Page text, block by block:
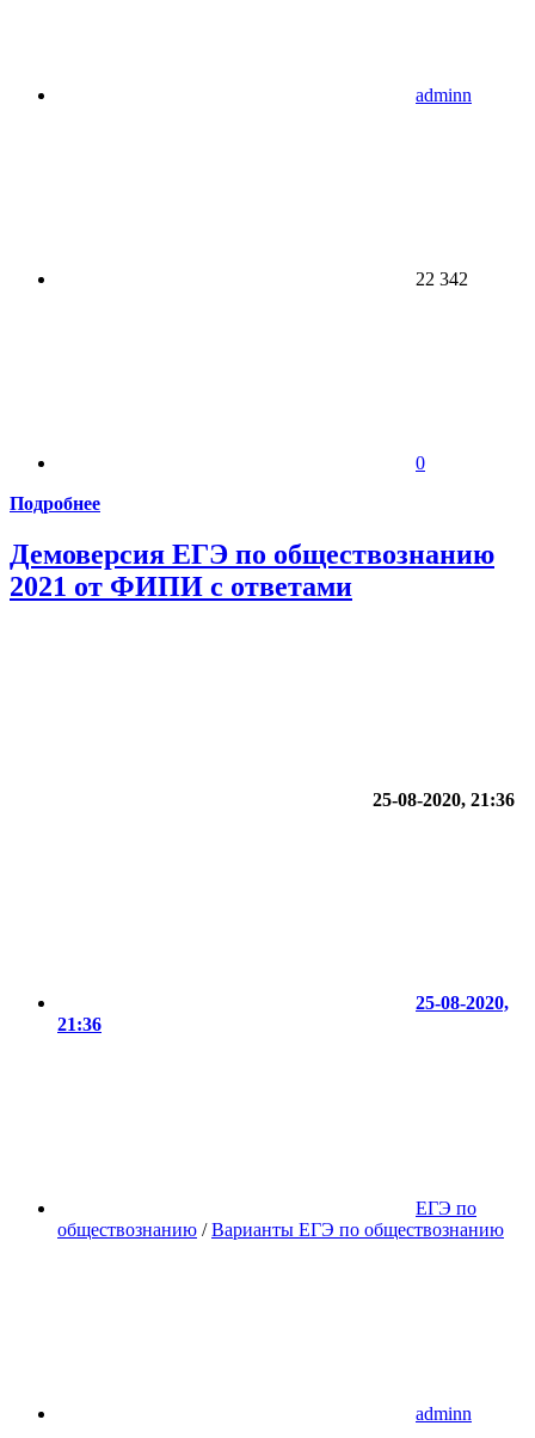
adminn
22 342
0
Подробнее
Демоверсия ЕГЭ по обществознанию
2021 от ФИПИ с ответами
25-08-2020, 21:36
25-08-2020,
21:36
ЕГЭ по
обществознанию /Варианты ЕГЭ по обществознанию
adminn